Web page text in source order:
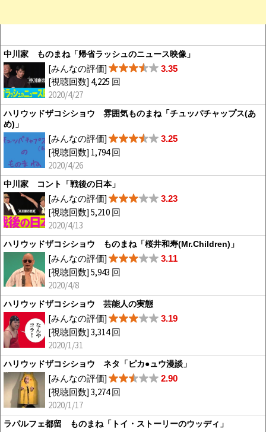
中川家 ものまね「帰省ラッシュのニュース映像」
[みんなの評価] 3.35
[視聴回数] 4,225 回
2020/4/27
ハリウッドザコシショウ 雰囲気ものまね「チュッパチャップス(あ
め)」
[みんなの評価] 3.25
[視聴回数] 1,794 回
2020/4/26
中川家 コント「戦後の日本」
[みんなの評価] 3.23
[視聴回数] 5,210 回
2020/4/13
ハリウッドザコシショウ ものまね「桜井和寿(Mr.Children)」
[みんなの評価] 3.11
[視聴回数] 5,943 回
2020/4/8
ハリウッドザコシショウ 芸能人の実態
[みんなの評価] 3.19
[視聴回数] 3,314 回
2020/1/31
ハリウッドザコシショウ ネタ「ピカ●ュウ漫談」
[みんなの評価] 2.90
[視聴回数] 3,274 回
2020/1/17
ラパルフェ都留 ものまね「トイ・ストーリーのウッディ」